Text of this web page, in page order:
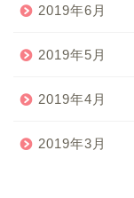
2019年6月
2019年5月
2019年4月
2019年3月